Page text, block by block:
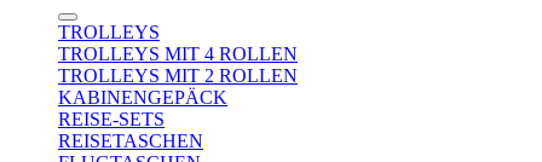
TROLLEYS
TROLLEYS MIT 4 ROLLEN
TROLLEYS MIT 2 ROLLEN
KABINENGEPÄCK
REISE-SETS
REISETASCHEN